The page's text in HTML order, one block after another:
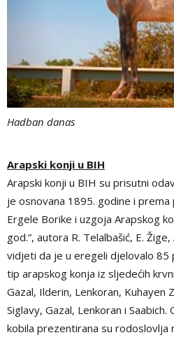
Hadban danas
Arapski konji u BIH
Arapski konji u BIH su prisutni
je osnovana 1895. godine i
Ergele Borike i uzgoja Arapskog
god.”, autora R. Telalbašić, E.
vidjeti da je u eregeli djelovalo 85
tip arapskog konja iz sljedećih
Gazal, Ilderin, Lenkoran, Kuhayen
Siglavy, Gazal, Lenkoran i
kobila prezentirana su rodoslovlja